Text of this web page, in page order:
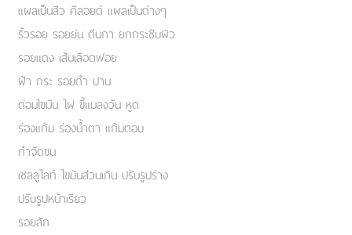
แผลเป็นสิว คีลอยด์ แผลเป็นต่างๆ
ริ้วรอย รอยย่น ตีนกา ยกกระชับผิว
รอยแดง เส้นเลือดฟอย
ฝ้า กระ รอยดำ ปาน
ต่อมไขมัน ไฝ ขี้แมลงวัน หูด
ร่องแก้ม ร่องน้ำตา แก้มตอบ
กำจัดขน
เชลลูไลท์ ไขมันส่วนเกิน ปรับรูปร่าง
ปรับรูปหน้าเรียว
รอยสัก